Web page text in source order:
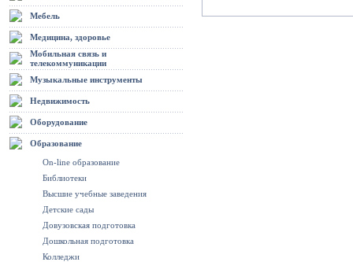
Мебель
Медицина, здоровье
Мобильная связь и
телекоммуникации
Музыкальные инструменты
Недвижимость
Оборудование
Образование
On-line образование
Библиотеки
Высшие учебные заведения
Детские сады
Довузовская подготовка
Дошкольная подготовка
Колледжи